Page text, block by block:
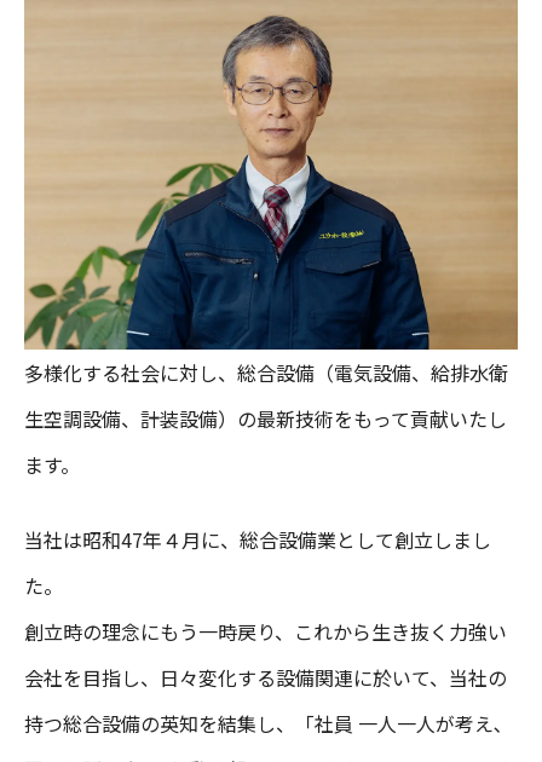
多様化する社会に対し、総合設備（電気設備、給排水衛
生空調設備、計装設備）の最新技術をもって貢献いたし
ます。
当社は昭和47年４月に、総合設備業として創立しまし
た。
創立時の理念にもう一時戻り、これから生き抜く力強い
会社を目指し、日々変化する設備関連に於いて、当社の
持つ総合設備の英知を結集し、「社員 一人一人が考え､